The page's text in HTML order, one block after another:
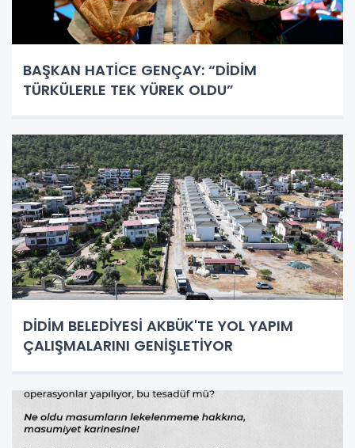
BAŞKAN HATİCE GENÇAY: “DİDİM
TÜRKÜLERLE TEK YÜREK OLDU”
DİDİM BELEDİYESİ AKBÜK'TE YOL YAPIM
ÇALIŞMALARINI GENİŞLETİYOR